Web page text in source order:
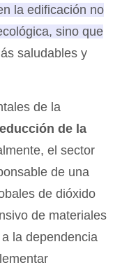
la edificación no
sino que
saludables y
de la
de la
el sector
de una
de dióxido
de materiales
la dependencia